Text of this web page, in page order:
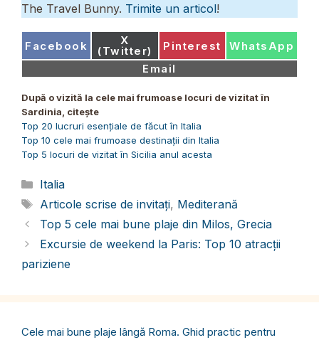
The Travel Bunny. Trimite un articol!
Share
Facebook Share
on
X
(Twitter) Share
Pinterest Share
WhatsApp
Share
on
Email
După o vizită la cele mai frumoase locuri de vizitat în
Sardinia, citește
Top 20 lucruri esențiale de făcut în Italia
Top 10 cele mai frumoase destinații din Italia
Top 5 locuri de vizitat în Sicilia anul acesta
Categorii
Italia
Etichete
Articole scrise de invitați, Mediterană
Top 5 cele mai bune plaje din Milos, Grecia
Excursie de weekend la Paris: Top 10 atracții
pariziene
Cele mai bune plaje lângă Roma. Ghid practic pentru